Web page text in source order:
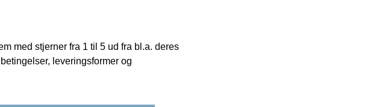
med stjerner fra 1 til 5 ud fra bl.a. deres
leveringsformer og